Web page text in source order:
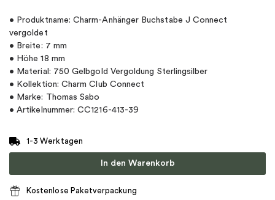
• Produktname: Charm-Anhänger Buchstabe J Connect
vergoldet
• Breite: 7 mm
• Höhe 18 mm
• Material: 750 Gelbgold Vergoldung Sterlingsilber
• Kollektion: Charm Club Connect
• Marke: Thomas Sabo
• Artikelnummer: CC1216-413-39
1-3 Werktagen
In den Warenkorb
Kostenlose Paketverpackung